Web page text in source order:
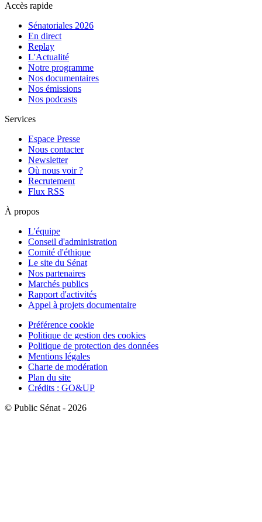
Accès rapide
Sénatoriales 2026
En direct
Replay
L'Actualité
Notre programme
Nos documentaires
Nos émissions
Nos podcasts
Services
Espace Presse
Nous contacter
Newsletter
Où nous voir ?
Recrutement
Flux RSS
À propos
L'équipe
Conseil d'administration
Comité d'éthique
Le site du Sénat
Nos partenaires
Marchés publics
Rapport d'activités
Appel à projets documentaire
Préférence cookie
Politique de gestion des cookies
Politique de protection des données
Mentions légales
Charte de modération
Plan du site
Crédits : GO&UP
© Public Sénat - 2026